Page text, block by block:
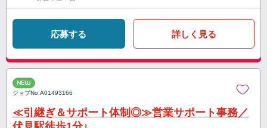
応募する 詳しく見る
NEW
ジョブNo.A01493166
≪引継ぎ＆サポート体制◎≫営業サポート事務／